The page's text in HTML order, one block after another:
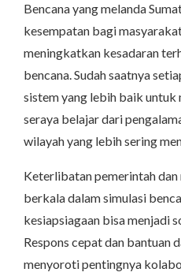
Bencana yang melanda
kesempatan bagi
meningkatkan kesadaran
bencana. Sudah saatnya
sistem yang lebih baik untuk
seraya belajar dari
wilayah yang lebih sering
Keterlibatan pemerintah
berkala dalam simulasi
kesiapsiagaan bisa menjadi
Respons cepat dan bantuan
menyoroti pentingnya